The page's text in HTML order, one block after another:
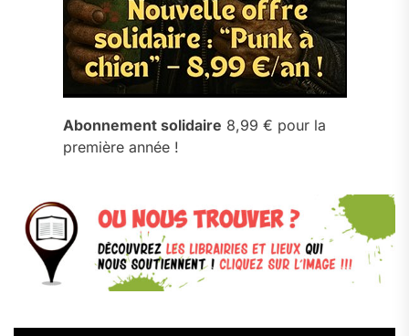
Abonnement solidaire 8,99 € pour la
première année !